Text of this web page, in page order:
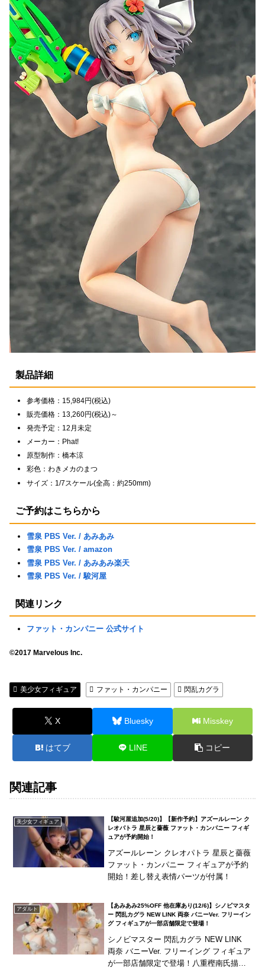
製品詳細
参考価格：15,984円(税込)
販売価格：13,260円(税込)～
発売予定：12月未定
メーカー：Phat!
原型制作：橋本涼
彩色：わきメカのまつ
サイズ：1/7スケール(全高：約250mm)
ご予約はこちらから
雪泉 PBS Ver. / あみあみ
雪泉 PBS Ver. / amazon
雪泉 PBS Ver. / あみあみ楽天
雪泉 PBS Ver. / 駿河屋
関連リンク
ファット・カンパニー 公式サイト
©2017 Marvelous Inc.
美少女フィギュア ファット・カンパニー 閃乱カグラ
X Bluesky Misskey
はてブ LINE コピー
関連記事
美少女フィギュア
【駿河屋追加(5/20)】【新作予約】アズールレーン ク
レオパトラ 星辰と薔薇 ファット・カンパニー フィギ
ュアが予約開始！
アズールレーン クレオパトラ 星辰と薔薇
ファット・カンパニー フィギュアが予約
開始！差し替え表情パーツが付属！
アダルト
【あみあみ25%OFF 他在庫あり(12/6)】シノビマスタ
ー 閃乱カグラ NEW LINK 両奈 バニーVer. フリーイン
グ フィギュアが一部店舗限定で登場！
シノビマスター 閃乱カグラ NEW LINK
両奈 バニーVer. フリーイング フィギュア
が一部店舗限定で登場！八重樫南氏描き